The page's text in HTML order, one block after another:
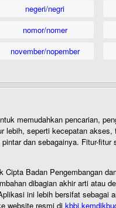
negeri/negri
nomor/nomer
november/nopember
memudahkan pencarian,
lebih, seperti kecepatan akses,
dan sebagainya. Fitur-fitur
Badan Pengembangan
dibagian akhir arti atau
ini lebih bersifat sebagai
website resmi di